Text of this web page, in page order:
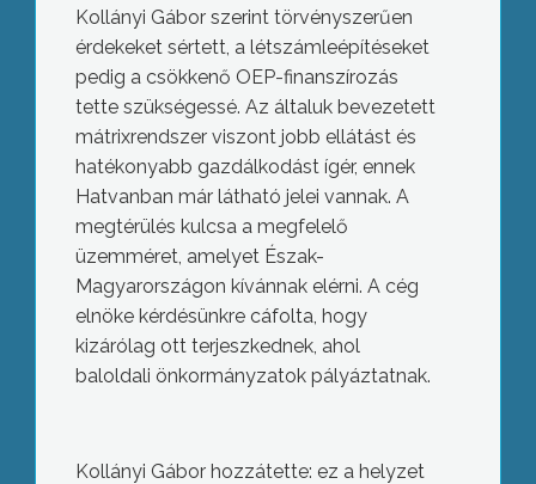
Kollányi Gábor szerint törvényszerűen
érdekeket sértett, a létszámleépítéseket
pedig a csökkenő OEP-finanszírozás
tette szükségessé. Az általuk bevezetett
mátrixrendszer viszont jobb ellátást és
hatékonyabb gazdálkodást ígér, ennek
Hatvanban már látható jelei vannak. A
megtérülés kulcsa a megfelelő
üzemméret, amelyet Észak-
Magyarországon kívánnak elérni. A cég
elnöke kérdésünkre cáfolta, hogy
kizárólag ott terjeszkednek, ahol
baloldali önkormányzatok pályáztatnak.
Kollányi Gábor hozzátette: ez a helyzet